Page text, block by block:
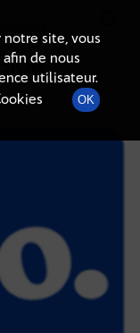
site, vous
de nous
utilisateur.
OK